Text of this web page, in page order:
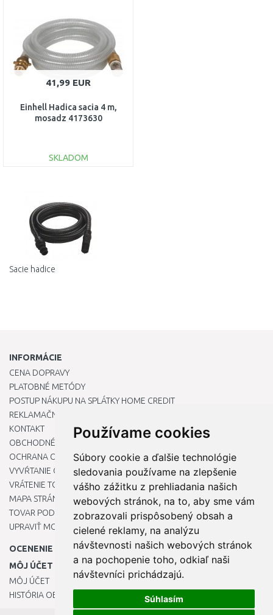
Používame cookies
Súbory cookie a ďalšie technológie
sledovania používame na zlepšenie
vášho zážitku z prehliadania našich
webových stránok, na to, aby sme vám
zobrazovali prispôsobený obsah a
cielené reklamy, na analýzu
návštevnosti našich webových stránok
a na pochopenie toho, odkiaľ naši
návštevníci prichádzajú.
Súhlasím
Porovnať
41,99 EUR
Einhell Hadica sacia 4 m,
mosadz 4173630
SKLADOM
Porovnať
Sacie hadice
INFORMÁCIE
CENA DOPRAVY
PLATOBNÉ METÓDY
POSTUP NÁKUPU NA SPLÁTKY HOME CREDIT
REKLAMAČNÝ PORIADOK
KONTAKT
OBCHODNÉ PODMIENKY
OCHRANA OSOBNÝCH ÚDAJOV
VYVŔTANIE OTVORU DO DREZU PRE KUCHYNSKÚ BATÉRIU
VRÁTENIE TOVARU / REKLAMÁCIE
MAPA STRÁNOK
TOVAR PODĽA ZNAČIEK
UPRAVIŤ MOJE PREDVOĽBY COOKIES
OCENENIE
MÔJ ÚČET
MÔJ ÚČET
HISTÓRIA OBJEDNÁVOK